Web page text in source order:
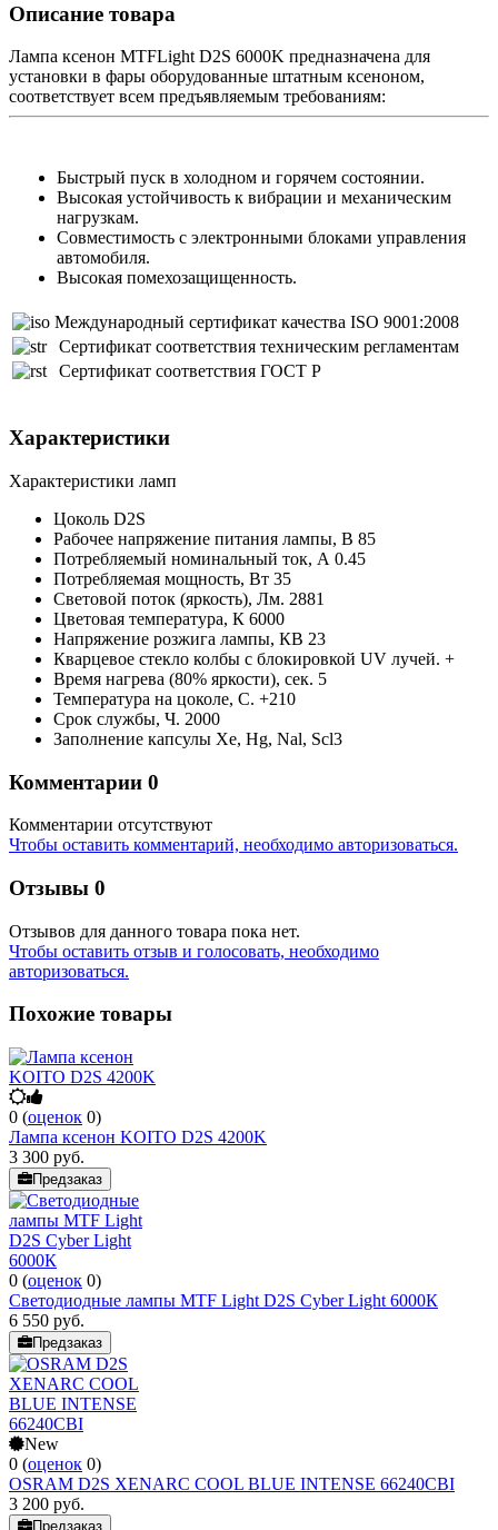
Описание товара
Лампа ксенон MTFLight D2S 6000K предназначена для
установки в фары оборудованные штатным ксеноном,
соответствует всем предъявляемым требованиям:
Быстрый пуск в холодном и горячем состоянии.
Высокая устойчивость к вибрации и механическим
нагрузкам.
Совместимость с электронными блоками управления
автомобиля.
Высокая помехозащищенность.
Международный сертификат качества ISO 9001:2008
Сертификат соответствия техническим регламентам
Сертификат соответствия ГОСТ Р
Характеристики
Характеристики ламп
Цоколь D2S
Рабочее напряжение питания лампы, В 85
Потребляемый номинальный ток, А 0.45
Потребляемая мощность, Вт 35
Световой поток (яркость), Лм. 2881
Цветовая температура, К 6000
Напряжение розжига лампы, КВ 23
Кварцевое стекло колбы с блокировкой UV лучей. +
Время нагрева (80% яркости), сек. 5
Температура на цоколе, С. +210
Срок службы, Ч. 2000
Заполнение капсулы Xe, Hg, Nal, Scl3
Комментарии 0
Комментарии отсутствуют
Чтобы оставить комментарий, необходимо авторизоваться.
Отзывы 0
Отзывов для данного товара пока нет.
Чтобы оcтавить отзыв и голосовать, необходимо
авторизоваться.
Похожие товары
0 (оценок 0)
Лампа ксенон KOITO D2S 4200K
3 300 руб.
Предзаказ
0 (оценок 0)
Светодиодные лампы MTF Light D2S Cyber Light 6000К
6 550 руб.
Предзаказ
New
0 (оценок 0)
OSRAM D2S XENARC COOL BLUE INTENSE 66240CBI
3 200 руб.
Предзаказ